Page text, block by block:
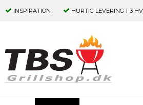
INSPIRATION HURTIG LEVERING 1-3